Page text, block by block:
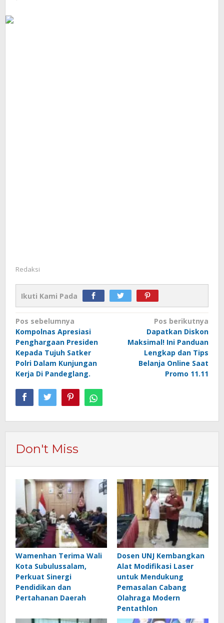
Redaksi
Ikuti Kami Pada
Navigasi
pos
Pos sebelumnya
Kompolnas Apresiasi
Penghargaan Presiden
Kepada Tujuh Satker
Polri Dalam Kunjungan
Kerja Di Pandeglang.
Pos berikutnya
Dapatkan Diskon
Maksimal! Ini Panduan
Lengkap dan Tips
Belanja Online Saat
Promo 11.11
Don't Miss
Wamenhan Terima Wali
Kota Subulussalam,
Perkuat Sinergi
Pendidikan dan
Pertahanan Daerah
Dosen UNJ Kembangkan
Alat Modifikasi Laser
untuk Mendukung
Pemasalan Cabang
Olahraga Modern
Pentathlon